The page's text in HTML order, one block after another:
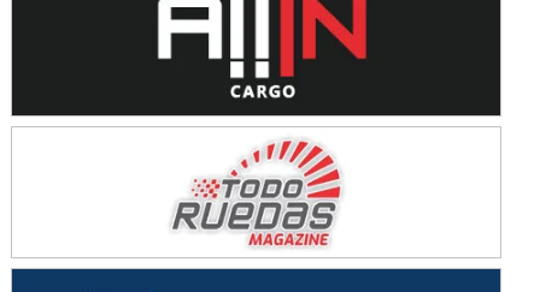
Juan Navarro (Asfalto)